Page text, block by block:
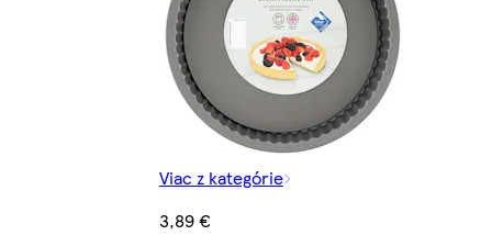
Viac z kategórie
3,89 €